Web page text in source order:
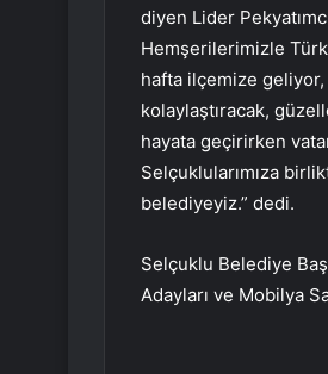
diyen Lider
Hemşerilerimizle
hafta ilçemize
kolaylaştıracak,
hayata geçirirken
Selçuklularımıza
belediyeyiz.” dedi.
Selçuklu Belediye
Adayları ve Mobilya